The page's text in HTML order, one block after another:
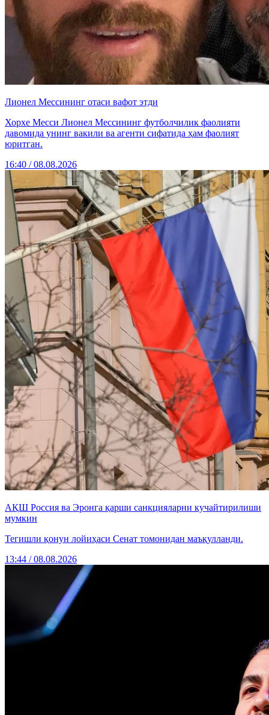
Лионел Мессининг отаси вафот этди
Хорхе Месси Лионел Мессининг футболчилик фаолияти
давомида унинг вакили ва агенти сифатида ҳам фаолият
юритган.
16:40 / 08.08.2026
АҚШ Россия ва Эронга қарши санкцияларни кучайтирилиши
мумкин
Тегишли қонун лойиҳаси Сенат томонидан маъқулланди.
13:44 / 08.08.2026